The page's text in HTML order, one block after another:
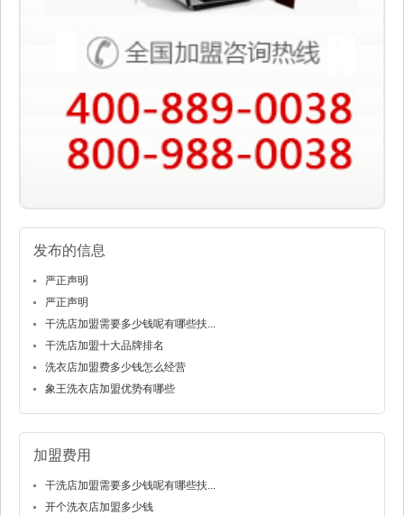
发布的信息
严正声明
严正声明
干洗店加盟需要多少钱呢有哪些扶...
干洗店加盟十大品牌排名
洗衣店加盟费多少钱怎么经营
象王洗衣店加盟优势有哪些
加盟费用
干洗店加盟需要多少钱呢有哪些扶...
开个洗衣店加盟多少钱